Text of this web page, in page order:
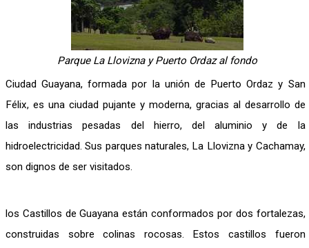
Parque La Llovizna y Puerto Ordaz al fondo
Ciudad Guayana, formada por la unión de Puerto Ordaz y San
Félix, es una ciudad pujante y moderna, gracias al desarrollo de
las industrias pesadas del hierro, del aluminio y de la
hidroelectricidad. Sus parques naturales, La Llovizna y Cachamay,
son dignos de ser visitados.
los Castillos de Guayana están conformados por dos fortalezas,
construidas sobre colinas rocosas. Estos castillos fueron